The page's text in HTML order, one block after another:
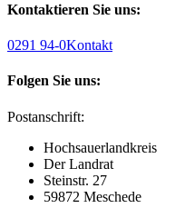
Kontaktieren Sie uns:
0291 94-0Kontakt
Folgen Sie uns:
Postanschrift:
Hochsauerlandkreis
Der Landrat
Steinstr. 27
59872 Meschede